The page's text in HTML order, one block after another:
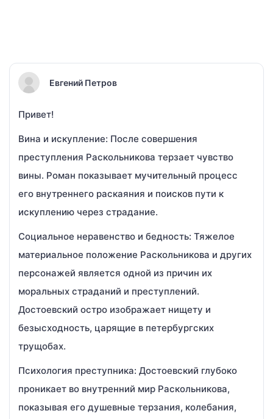
Евгений Петров
Привет!
Вина и искупление: После совершения
преступления Раскольникова терзает чувство
вины. Роман показывает мучительный процесс
его внутреннего раскаяния и поисков пути к
искуплению через страдание.
Социальное неравенство и бедность: Тяжелое
материальное положение Раскольникова и других
персонажей является одной из причин их
моральных страданий и преступлений.
Достоевский остро изображает нищету и
безысходность, царящие в петербургских
трущобах.
Психология преступника: Достоевский глубоко
проникает во внутренний мир Раскольникова,
показывая его душевные терзания, колебания,